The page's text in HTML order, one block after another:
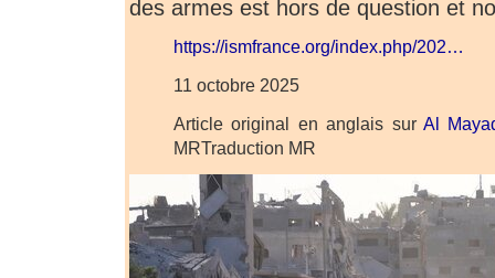
des armes est hors de question et
https://ismfrance.org/index.php/202…
11 octobre 2025
Article original en anglais sur Al
MRTraduction MR